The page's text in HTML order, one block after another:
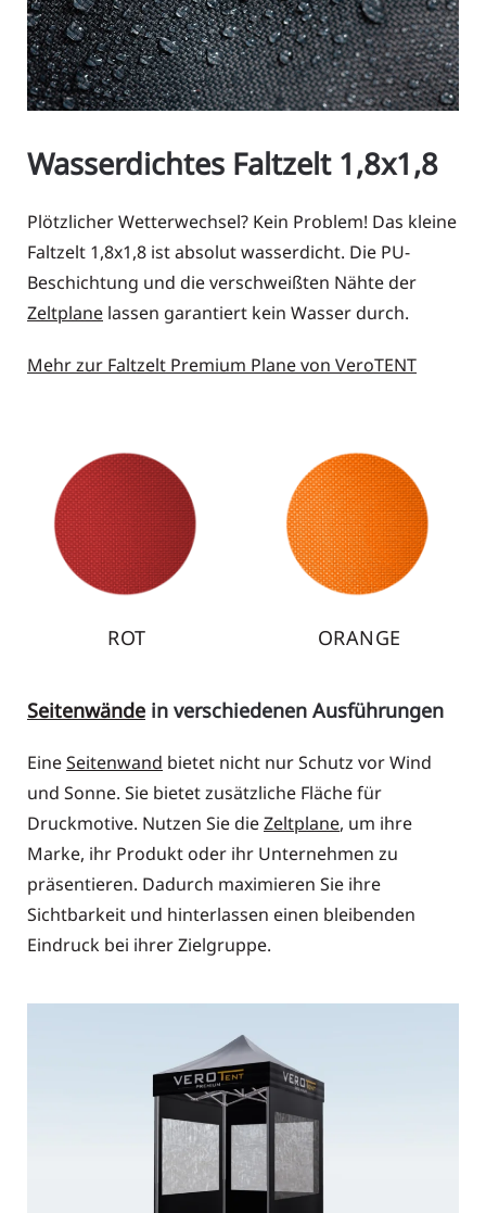
Wasserdichtes Faltzelt 1,8x1,8
Plötzlicher Wetterwechsel? Kein Problem! Das kleine
Faltzelt 1,8x1,8 ist absolut wasserdicht. Die PU-
Beschichtung und die verschweißten Nähte der
Zeltplane lassen garantiert kein Wasser durch.
Mehr zur Faltzelt Premium Plane von VeroTENT
ORANGE GELB
Seitenwände in verschiedenen Ausführungen
EineSeitenwand bietet nicht nur Schutz vor Wind
und Sonne. Sie bietet zusätzliche Fläche für
Druckmotive. Nutzen Sie dieZeltplane, um ihre
Marke, ihr Produkt oder ihr Unternehmen zu
präsentieren. Dadurch maximieren Sie ihre
Sichtbarkeit und hinterlassen einen bleibenden
Eindruck bei ihrer Zielgruppe.